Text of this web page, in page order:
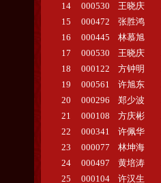
14
000530 王晓庆
15
000472 张胜鸿
16
000445 林慕旭
17
000530 王晓庆
18
000122 方钟明
19
000561 许旭东
20
000296 郑少波
21
000108 方庆彬
22
000341 许佩华
23
000077 林坤海
24
000497 黄培涛
25
000104 许汉生